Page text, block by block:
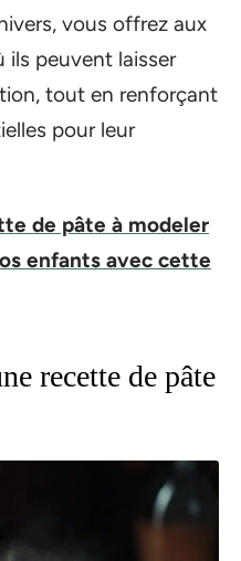
vous offrez aux
ils peuvent laisser
tout en renforçant
pour leur
de pâte à modeler
enfants avec cette
recette de pâte